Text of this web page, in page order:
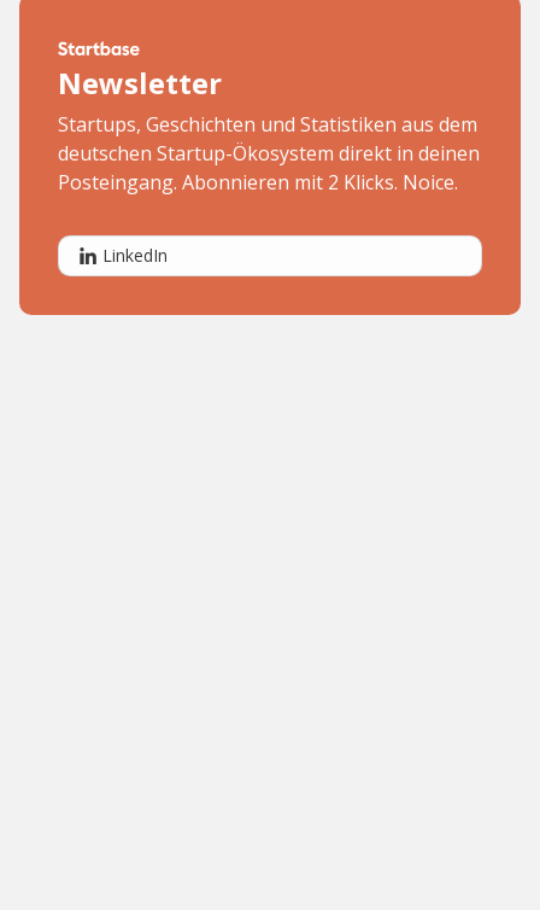
Newsletter
Startups, Geschichten und Statistiken aus dem
deutschen Startup-Ökosystem direkt in deinen
Posteingang. Abonnieren mit 2 Klicks. Noice.
LinkedIn